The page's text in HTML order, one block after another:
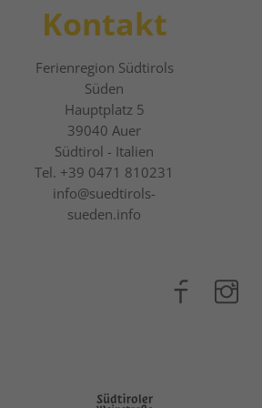
Kontakt
Ferienregion Südtirols
Süden
Hauptplatz 5
39040 Auer
Südtirol - Italien
Tel. +39 0471 810231
info@suedtirols-
sueden.info